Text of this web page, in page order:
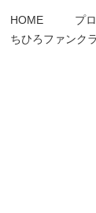
HOME プ
ちひろファンク